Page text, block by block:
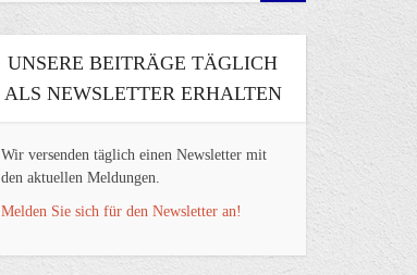
UNSERE BEITRÄGE TÄGLICH
ALS NEWSLETTER ERHALTEN
Wir versenden täglich einen Newsletter mit
den aktuellen Meldungen.
Melden Sie sich für den Newsletter an!